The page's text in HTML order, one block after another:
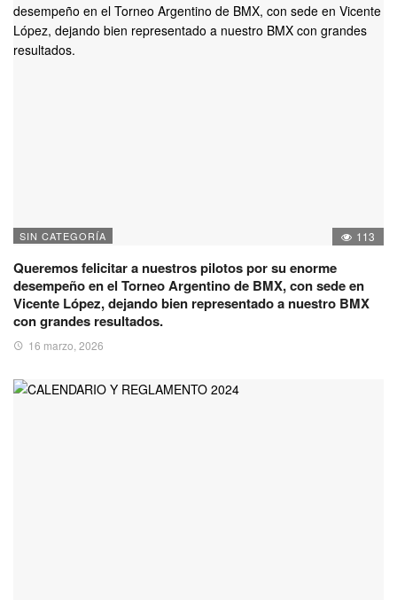
SIN CATEGORÍA 113
Queremos felicitar a nuestros pilotos por su enorme
desempeño en el Torneo Argentino de BMX, con sede en
Vicente López, dejando bien representado a nuestro BMX
con grandes resultados.
16 marzo, 2026